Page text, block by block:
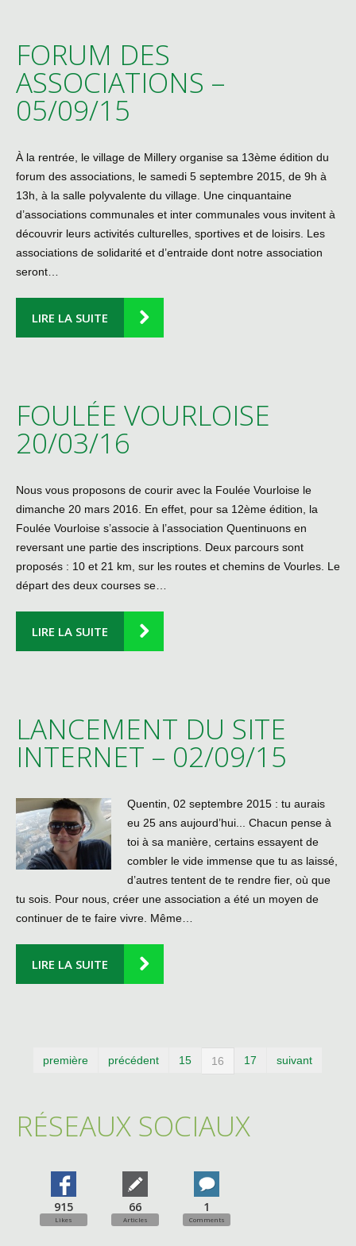
FORUM DES
ASSOCIATIONS –
05/09/15
À la rentrée, le village de Millery organise sa 13ème édition du
forum des associations, le samedi 5 septembre 2015, de 9h à
13h, à la salle polyvalente du village. Une cinquantaine
d’associations communales et inter communales vous invitent à
découvrir leurs activités culturelles, sportives et de loisirs. Les
associations de solidarité et d’entraide dont notre association
seront…
LIRE LA SUITE
FOULÉE VOURLOISE
20/03/16
Nous vous proposons de courir avec la Foulée Vourloise le
dimanche 20 mars 2016. En effet, pour sa 12ème édition, la
Foulée Vourloise s’associe à l’association Quentinuons en
reversant une partie des inscriptions. Deux parcours sont
proposés : 10 et 21 km, sur les routes et chemins de Vourles. Le
départ des deux courses se…
LIRE LA SUITE
LANCEMENT DU SITE
INTERNET – 02/09/15
Quentin, 02 septembre 2015 : tu aurais
eu 25 ans aujourd’hui... Chacun pense à
toi à sa manière, certains essayent de
combler le vide immense que tu as laissé,
d’autres tentent de te rendre fier, où que
tu sois. Pour nous, créer une association a été un moyen de
continuer de te faire vivre. Même…
LIRE LA SUITE
première précédent 15 16 17 suivant
RÉSEAUX SOCIAUX
915
Likes
66
Articles
1
Comments